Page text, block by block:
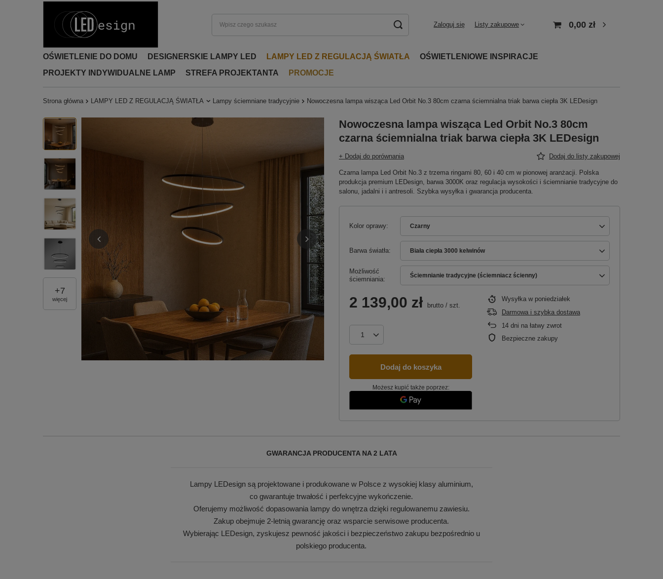
Zaloguj się Listy zakupowe 0,00 zł
OŚWIETLENIE DO DOMU DESIGNERSKIE LAMPY LED LAMPY LED Z REGULACJĄ ŚWIATŁA
OŚWIETLENIOWE INSPIRACJE
PROJEKTY INDYWIDUALNE LAMP
STREFA PROJEKTANTA PROMOCJE
Strona główna LAMPY LED Z REGULACJĄ ŚWIATŁA Lampy ściemniane tradycyjnie Nowoczesna lampa wisząca Led Orbit No.3 80cm czarna ściemnialna triak barwa ciepła 3K LEDesign
+7
więcej
Nowoczesna lampa wisząca Led Orbit No.3 80cm
czarna ściemnialna triak barwa ciepła 3K LEDesign
+ Dodaj do porównania Dodaj do listy zakupowej
Czarna lampa Led Orbit No.3 z trzema ringami 80, 60 i 40 cm w pionowej aranżacji. Polska
produkcja premium LEDesign, barwa 3000K oraz regulacja wysokości i ściemnianie tradycyjne do
salonu, jadalni i i antresoli. Szybka wysyłka i gwarancja producenta.
Kolor oprawy Czarny
Barwa światła Biała ciepła 3000 kelwinów
Możliwość
ściemniania
Ściemnianie tradycyjne (ściemniacz ścienny)
2 139,00 zł brutto / szt.
Dodaj do koszyka
Możesz kupić także poprzez:
Wysyłka w poniedziałek
Darmowa i szybka dostawa
14 dni na łatwy zwrot
Bezpieczne zakupy
GWARANCJA PRODUCENTA NA 2 LATA
Lampy LEDesign są projektowane i produkowane w Polsce z wysokiej klasy aluminium,
co gwarantuje trwałość i perfekcyjne wykończenie.
Oferujemy możliwość dopasowania lampy do wnętrza dzięki regulowanemu zawiesiu.
Zakup obejmuje 2-letnią gwarancję oraz wsparcie serwisowe producenta.
Wybierając LEDesign, zyskujesz pewność jakości i bezpieczeństwo zakupu bezpośrednio u
polskiego producenta.